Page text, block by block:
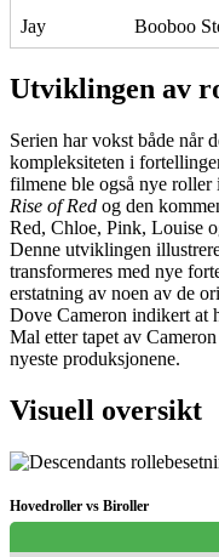
Jay Booboo
Utviklingen av
Serien har vokst både når
kompleksiteten i
filmene ble også nye
Rise of Red og den
Red, Chloe, Pink, Louise
Denne utviklingen
transformeres med nye
erstatning av noen av de
Dove Cameron indikert at
Mal etter tapet av
nyeste produksjonene.
Visuell oversikt
Hovedroller vs Biroller